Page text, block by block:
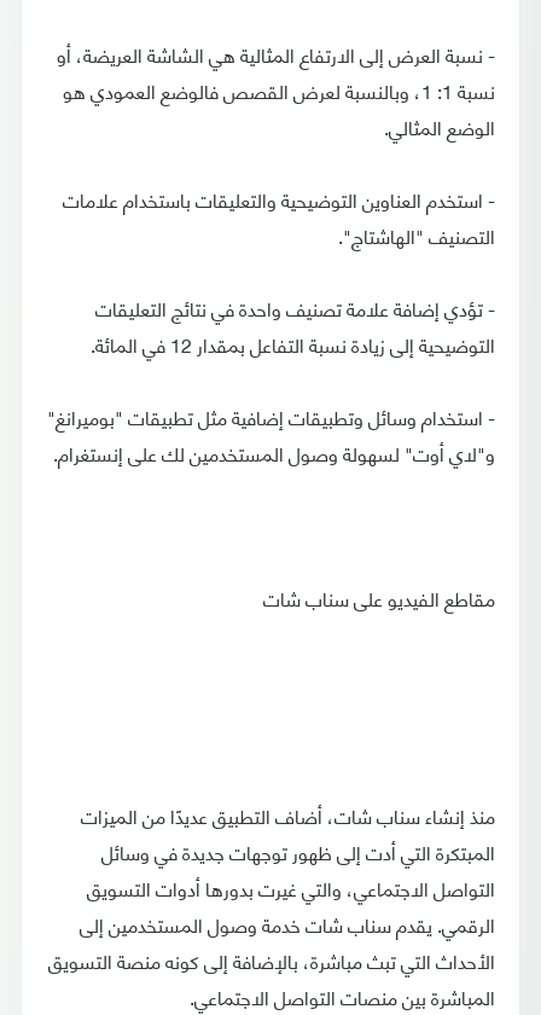
- نسبة العرض إلى الارتفاع المثالية هي الشاشة العريضة، أو
نسبة 1: 1، وبالنسبة لعرض القصص فالوضع العمودي هو
الوضع المثالي.
- استخدم العناوين التوضيحية والتعليقات باستخدام علامات
التصنيف "الهاشتاج".
- تؤدي إضافة علامة تصنيف واحدة في نتائج التعليقات
التوضيحية إلى زيادة نسبة التفاعل بمقدار 12 في المائة.
- استخدام وسائل وتطبيقات إضافية مثل تطبيقات "بوميرانغ"
و"لاي أوت" لسهولة وصول المستخدمين لك على إنستغرام.
مقاطع الفيديو على سناب شات
منذ إنشاء سناب شات، أضاف التطبيق عديدًا من الميزات
المبتكرة التي أدت إلى ظهور توجهات جديدة في وسائل
التواصل الاجتماعي، والتي غيرت بدورها أدوات التسويق
الرقمي. يقدم سناب شات خدمة وصول المستخدمين إلى
الأحداث التي تبث مباشرة، بالإضافة إلى كونه منصة التسويق
المباشرة بين منصات التواصل الاجتماعي.